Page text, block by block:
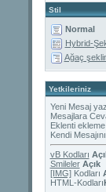
Stil
Normal
Hybrid-
Ağaç
Yetkileriniz
Yeni Mesaj
Mesajlara
Eklenti
Kendi
vB Kodları
Smileler Açık
[IMG]Kodları
HTML-Kodları